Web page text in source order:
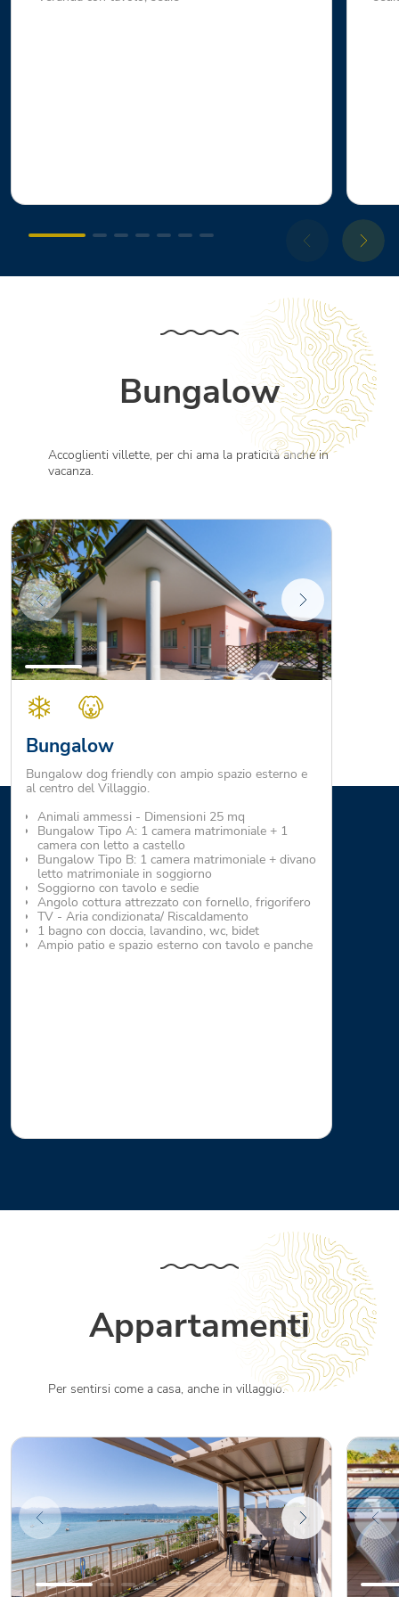
Bungalow
Accoglienti villette, per chi ama la praticità anche in
vacanza.
Bungalow
Bungalow dog friendly con ampio spazio esterno e
al centro del Villaggio.
Animali ammessi - Dimensioni 25 mq
Bungalow Tipo A: 1 camera matrimoniale + 1
camera con letto a castello
Bungalow Tipo B: 1 camera matrimoniale + divano
letto matrimoniale in soggiorno
Soggiorno con tavolo e sedie
Angolo cottura attrezzato con fornello, frigorifero
TV - Aria condizionata/ Riscaldamento
1 bagno con doccia, lavandino, wc, bidet
Ampio patio e spazio esterno con tavolo e panche
Appartamenti
Per sentirsi come a casa, anche in villaggio.